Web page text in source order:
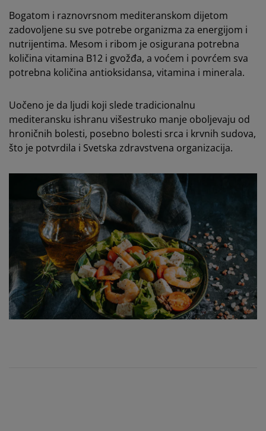
Bogatom i raznovrsnom mediteranskom dijetom
zadovoljene su sve potrebe organizma za energijom i
nutrijentima. Mesom i ribom je osigurana potrebna
količina vitamina B12 i gvožđa, a voćem i povrćem sva
potrebna količina antioksidansa, vitamina i minerala.
Uočeno je da ljudi koji slede tradicionalnu
mediteransku ishranu višestruko manje oboljevaju od
hroničnih bolesti, posebno bolesti srca i krvnih sudova,
što je potvrdila i Svetska zdravstvena organizacija.